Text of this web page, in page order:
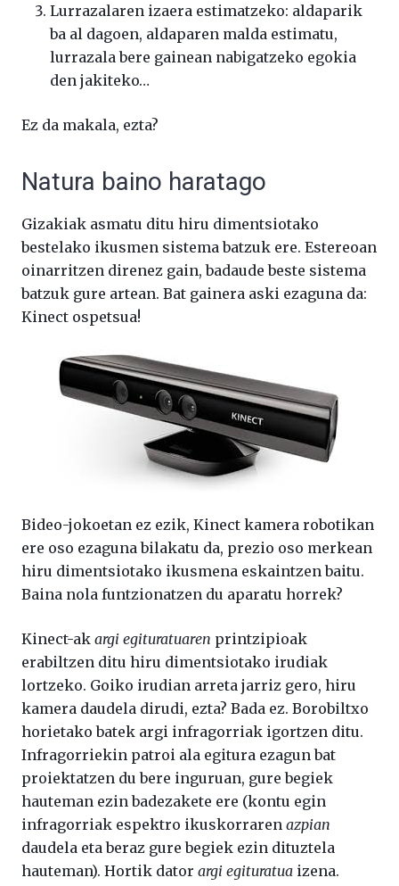
Lurrazalaren izaera estimatzeko: aldaparik
ba al dagoen, aldaparen malda estimatu,
lurrazala bere gainean nabigatzeko egokia
den jakiteko…
Ez da makala, ezta?
Natura baino haratago
Gizakiak asmatu ditu hiru dimentsiotako
bestelako ikusmen sistema batzuk ere. Estereoan
oinarritzen direnez gain, badaude beste sistema
batzuk gure artean. Bat gainera aski ezaguna da:
Kinect ospetsua!
Bideo-jokoetan ez ezik, Kinect kamera robotikan
ere oso ezaguna bilakatu da, prezio oso merkean
hiru dimentsiotako ikusmena eskaintzen baitu.
Baina nola funtzionatzen du aparatu horrek?
Kinect-ak argi egituratuaren printzipioak
erabiltzen ditu hiru dimentsiotako irudiak
lortzeko. Goiko irudian arreta jarriz gero, hiru
kamera daudela dirudi, ezta? Bada ez. Borobiltxo
horietako batek argi infragorriak igortzen ditu.
Infragorriekin patroi ala egitura ezagun bat
proiektatzen du bere inguruan, gure begiek
hauteman ezin badezakete ere (kontu egin
infragorriak espektro ikuskorraren azpian
daudela eta beraz gure begiek ezin dituztela
hauteman). Hortik dator argi egituratua izena.